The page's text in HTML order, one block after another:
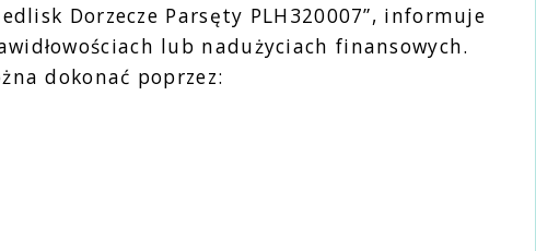
Dorzecze Parsęty PLH320007”, informuje
lub nadużyciach finansowych.
dokonać poprzez: